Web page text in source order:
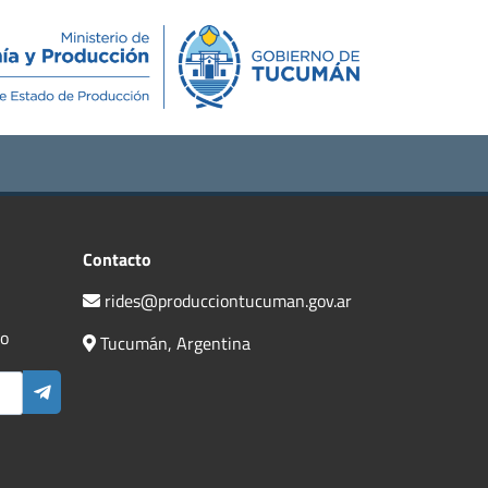
Novedades Contacto
Contacto
rides@producciontucuman.gov.ar
Tucumán, Argentina